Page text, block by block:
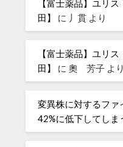
【富士薬品】ユリ
田】
に 丿貫 より
【富士薬品】ユリ
田】
に奧 芳子 より
変異株に対するフ
42%に低下してしま